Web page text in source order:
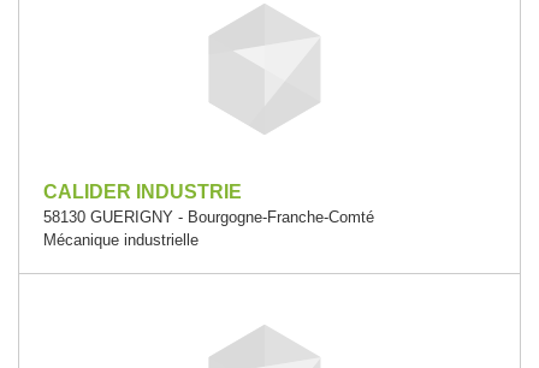
CALIDER INDUSTRIE
58130 GUERIGNY - Bourgogne-Franche-Comté
Mécanique industrielle